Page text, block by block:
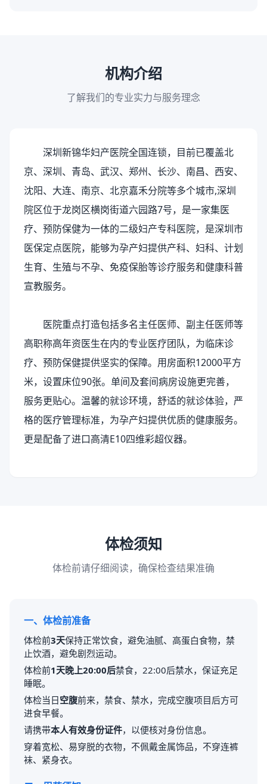
机构介绍
了解我们的专业实力与服务理念
深圳新锦华妇产医院全国连锁，目前已覆盖北
京、深圳、青岛、武汉、郑州、长沙、南昌、西安、
沈阳、大连、南京、北京嘉禾分院等多个城市,深圳
院区位于龙岗区横岗街道六园路7号，是一家集医
疗、预防保健为一体的二级妇产专科医院，是深圳市
医保定点医院，能够为孕产妇提供产科、妇科、计划
生育、生殖与不孕、免疫保胎等诊疗服务和健康科普
宣教服务。
医院重点打造包括多名主任医师、副主任医师等
高职称高年资医生在内的专业医疗团队，为临床诊
疗、预防保健提供坚实的保障。用房面积12000平方
米，设置床位90张。单间及套间病房设施更完善，
服务更贴心。温馨的就诊环境，舒适的就诊体验，严
格的医疗管理标准，为孕产妇提供优质的健康服务。
更是配备了进口高清E10四维彩超仪器。
体检须知
体检前请仔细阅读，确保检查结果准确
一、体检前准备
体检前3天保持正常饮食，避免油腻、高蛋白食物，禁
止饮酒，避免剧烈运动。
体检前1天晚上20:00后禁食，22:00后禁水，保证充足
睡眠。
体检当日空腹前来，禁食、禁水，完成空腹项目后方可
进食早餐。
请携带本人有效身份证件，以便核对身份信息。
穿着宽松、易穿脱的衣物，不佩戴金属饰品，不穿连裤
袜、紧身衣。